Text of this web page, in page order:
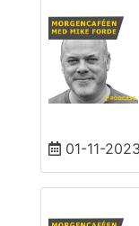
01-11-